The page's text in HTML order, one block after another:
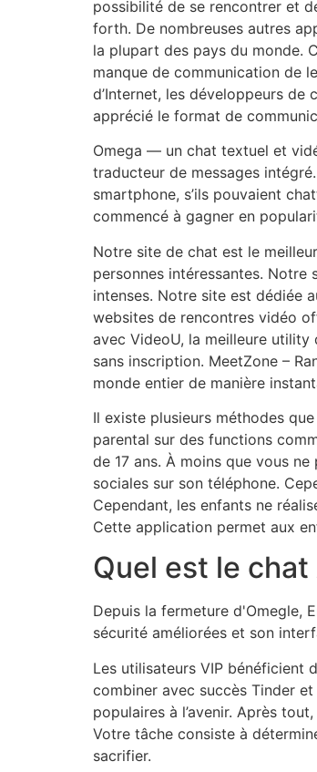
possibilité de se rencontrer et
forth. De nombreuses autres
la plupart des pays du monde.
manque de communication de
d’Internet, les développeurs
apprécié le format de
Omega — un chat textuel et
traducteur de messages
smartphone, s’ils pouvaient
commencé à gagner en
Notre site de chat est le
personnes intéressantes.
intenses. Notre site est dédiée
websites de rencontres vidéo
avec VideoU, la meilleure
sans inscription. MeetZone –
monde entier de manière
Il existe plusieurs méthodes
parental sur des functions
de 17 ans. À moins que vous
sociales sur son téléphone.
Cependant, les enfants ne
Cette application permet aux
Quel est le
Depuis la fermeture d'Omegle,
sécurité améliorées et son
Les utilisateurs VIP bénéficient
combiner avec succès Tinder
populaires à l’avenir. Après
Votre tâche consiste à
sacrifier.